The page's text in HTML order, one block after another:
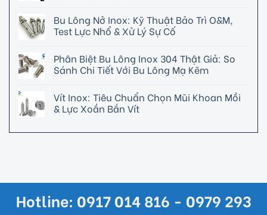
Bu Lông Nở Inox: Kỹ Thuật Bảo Trì O&M,
Test Lực Nhổ & Xử Lý Sự Cố
Phân Biệt Bu Lông Inox 304 Thật Giả: So
Sánh Chi Tiết Với Bu Lông Mạ Kẽm
Vít Inox: Tiêu Chuẩn Chọn Mũi Khoan Mồi
& Lực Xoắn Bắn Vít
Hotline: 0917 014 816 - 0979 293